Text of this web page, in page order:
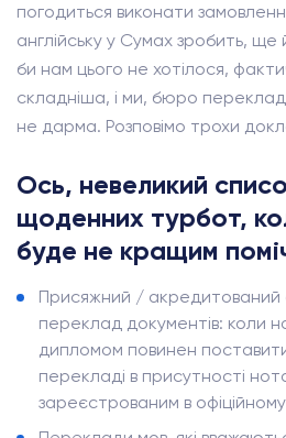
погодиться виконати
англійську у Сумах зробить, ще
би нам цього не хотілося,
складніша, і ми, бюро
не дарма. Розповімо трохи
Ось, невеликий
щоденних турбот,
буде не кращим
Присяжний / акредитований
переклад документів: коли
дипломом повинен
перекладі в присутності
зареєстрованим в